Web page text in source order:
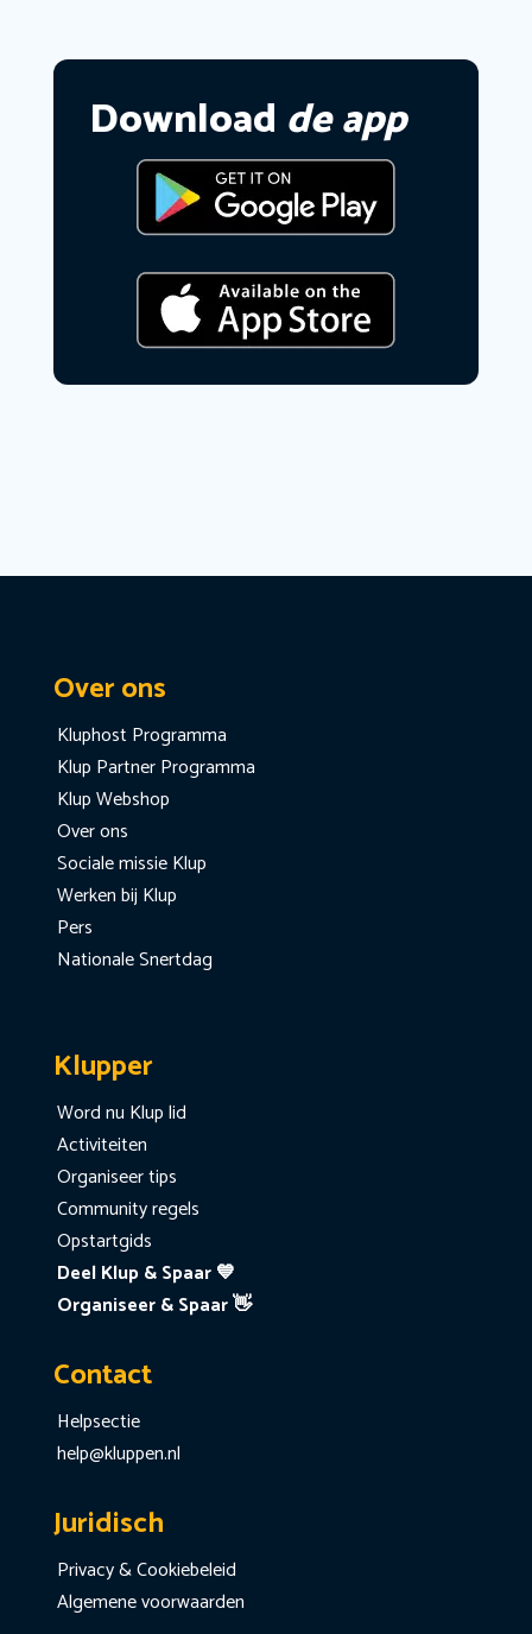
Download de app
Over ons
Kluphost Programma
Klup Partner Programma
Klup Webshop
Over ons
Sociale missie Klup
Werken bij Klup
Pers
Nationale Snertdag
Klupper
Word nu Klup lid
Activiteiten
Organiseer tips
Community regels
Opstartgids
Deel Klup & Spaar 💙
Organiseer & Spaar 👋
Contact
Helpsectie
help@kluppen.nl
Juridisch
Privacy & Cookiebeleid
Algemene voorwaarden